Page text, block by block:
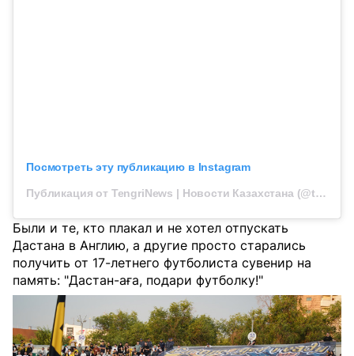
Посмотреть эту публикацию в Instagram
Публикация от TengriNews | Новости Казахстана (@tengrinewskz)
Были и те, кто плакал и не хотел отпускать
Дастана в Англию, а другие просто старались
получить от 17-летнего футболиста сувенир на
память: "Дастан-аға, подари футболку!"